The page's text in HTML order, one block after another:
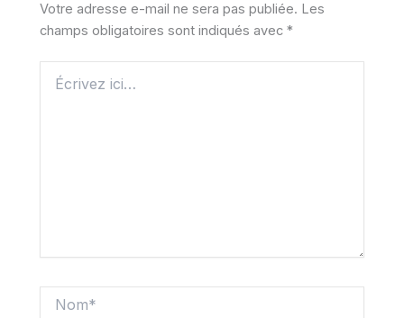
Votre adresse e-mail ne sera pas publiée. Les
champs obligatoires sont indiqués avec*
ici…